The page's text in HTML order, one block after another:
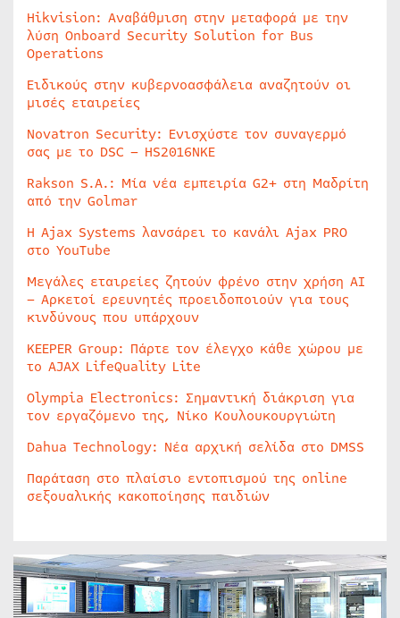
Hikvision: Αναβάθμιση στην μεταφορά με την
λύση Onboard Security Solution for Bus
Operations
Ειδικούς στην κυβερνοασφάλεια αναζητούν οι
μισές εταιρείες
Novatron Security: Ενισχύστε τον συναγερμό
σας με το DSC – HS2016NKE
Rakson S.A.: Μία νέα εμπειρία G2+ στη Μαδρίτη
από την Golmar
Η Ajax Systems λανσάρει το κανάλι Ajax PRO
στο YouTube
Μεγάλες εταιρείες ζητούν φρένο στην χρήση AI
– Αρκετοί ερευνητές προειδοποιούν για τους
κινδύνους που υπάρχουν
KEEPER Group: Πάρτε τον έλεγχο κάθε χώρου με
το AJAX LifeQuality Lite
Olympia Electronics: Σημαντική διάκριση για
τον εργαζόμενο της, Νίκο Κουλουκουργιώτη
Dahua Technology: Νέα αρχική σελίδα στο DMSS
Παράταση στο πλαίσιο εντοπισμού της online
σεξουαλικής κακοποίησης παιδιών